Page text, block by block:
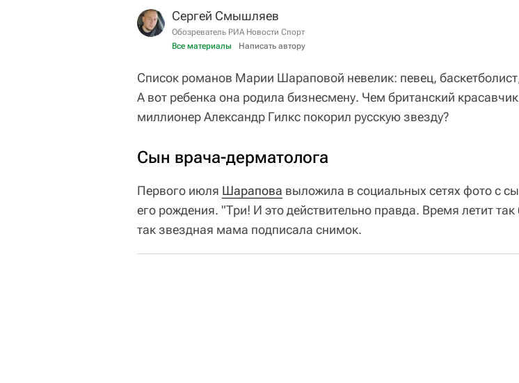
Сергей Смышляев
Обозреватель РИА Новости Спорт
Все материалы
Написать автору
Список романов Марии Шараповой невелик: певец,
А вот ребенка она родила бизнесмену. Чем британский
миллионер Александр Гилкс покорил русскую звезду?
Сын врача-дерматолога
Первого июля Шарапова выложила в социальных сетях фото с
его рождения. "Три! И это действительно правда. Время летит
так звездная мама подписала снимок.